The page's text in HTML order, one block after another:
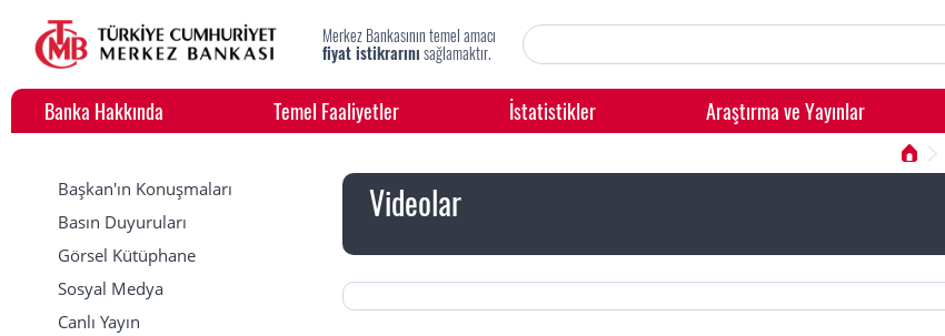
Merkez Bankasının temel amacı
fiyat istikrarınısağlamaktır.
Banka Hakkında Temel Faaliyetler İstatistikler Araştırma ve Yayınlar
Başkan'ın Konuşmaları
Basın Duyuruları
Görsel Kütüphane
Sosyal Medya
Canlı Yayın
Videolar